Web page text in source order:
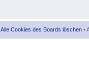
Alle Cookies des Boards löschen •